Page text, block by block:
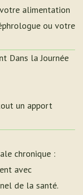
alimentation
ou votre
Dans la Journée
un apport
chronique :
avec
de la santé.